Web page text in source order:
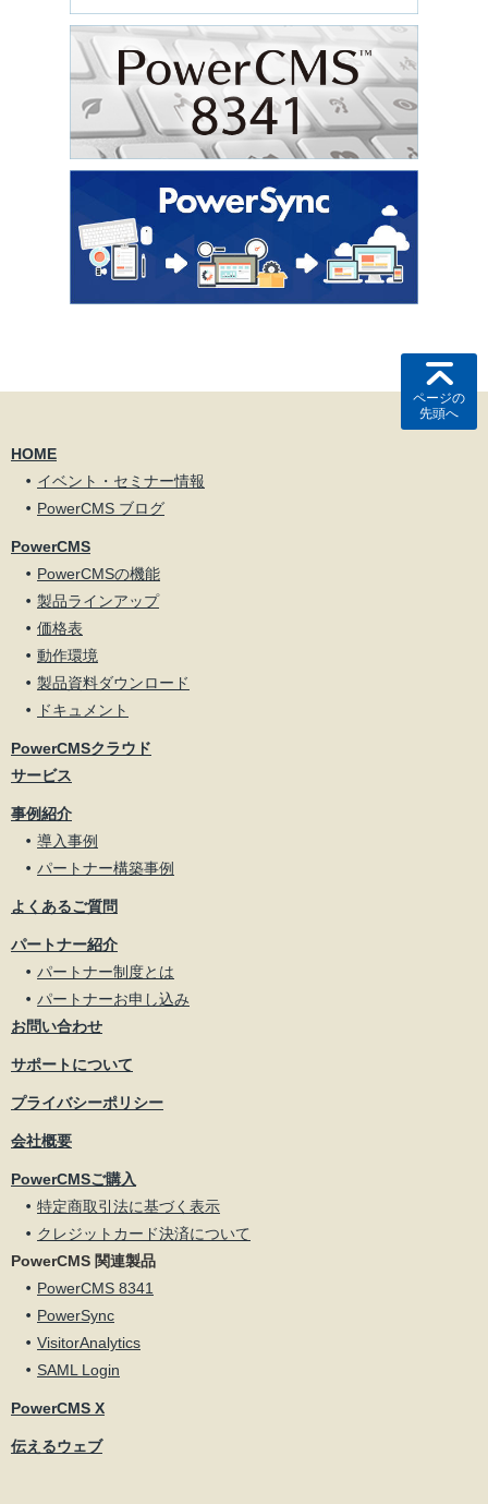
ページの
先頭へ
HOME
イベント・セミナー情報
PowerCMS ブログ
PowerCMS
PowerCMSの機能
製品ラインアップ
価格表
動作環境
製品資料ダウンロード
ドキュメント
PowerCMSクラウド
サービス
事例紹介
導入事例
パートナー構築事例
よくあるご質問
パートナー紹介
パートナー制度とは
パートナーお申し込み
お問い合わせ
サポートについて
プライバシーポリシー
会社概要
PowerCMSご購入
特定商取引法に基づく表示
クレジットカード決済について
PowerCMS 関連製品
PowerCMS 8341
PowerSync
VisitorAnalytics
SAML Login
PowerCMS X
伝えるウェブ